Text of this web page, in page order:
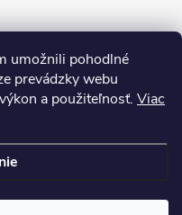
umožnili pohodlné
prevádzky webu
a použiteľnosť. Viac